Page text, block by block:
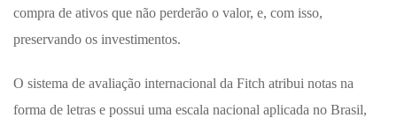
compra de ativos que não perderão o valor, e, com isso,
preservando os investimentos.
O sistema de avaliação internacional da Fitch atribui notas na
forma de letras e possui uma escala nacional aplicada no Brasil,